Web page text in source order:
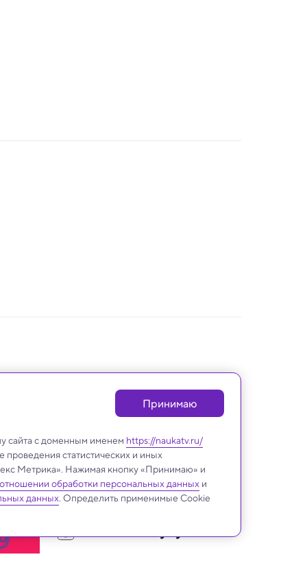
Снимай науку!
Принимаю
сайта с доменным именем https://naukatv.ru/
статистических и иных
Метрика». Нажимая кнопку «Принимаю» и
обработки персональных данныхи
данных. Определить применимые Cookie